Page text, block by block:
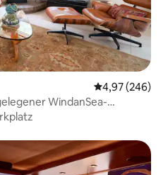
4,97 (246)
WindanSea-